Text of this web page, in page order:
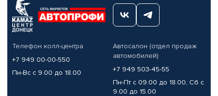
Телефон колл-центра
+7 949 00-00-550
Пн-Вс с 9.00 до 18.00
Автосалон (отдел продаж
автомобилей)
+7 949 503-45-55
Пн-Пт с 09.00 до 18.00, Сб с
9.00 до 15.00